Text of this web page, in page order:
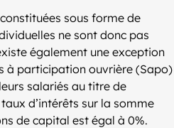
sous forme de
ne sont donc pas
également une exception
à participation ouvrière (Sapo)
salariés au titre de
d’intérêts sur la somme
de capital est égal à 0%.